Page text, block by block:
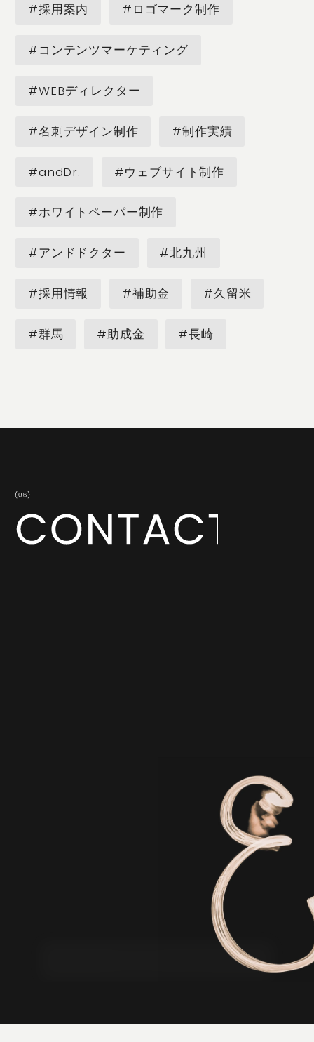
#採用案内 #ロゴマーク制作
#コンテンツマーケティング
#WEBディレクター
#名刺デザイン制作 #制作実績
#andDr. #ウェブサイト制作
#ホワイトペーパー制作
#アンドドクター #北九州
#採用情報 #補助金 #久留米
#群馬 #助成金 #長崎
I look forward to the inquiry from a company, all of you of the
Please fill in thought and the problem to your business,
service, product, request contents in an inquiry form.
At first we suggest the most suitable strategy, tactics plan.